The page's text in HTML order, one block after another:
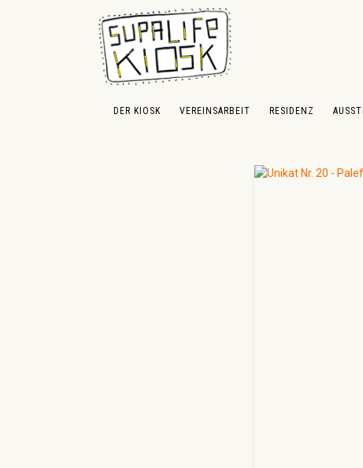
Hauptinhalt springen
Zur Suche springen
Zur Hauptnavigation springen
DER KIOSK VEREINSARBEIT RESIDENZ